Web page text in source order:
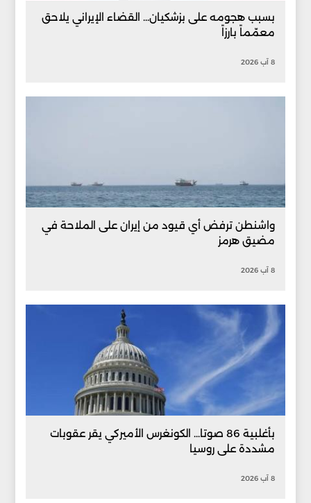
بسبب هجومه على بزشكيان... القضاء الإيراني يلاحق
معمّماً بارزاً
8 آب 2026
واشنطن ترفض أي قيود من إيران على الملاحة في
مضيق هرمز
8 آب 2026
بأغلبية 86 صوتا... الكونغرس الأميركي يقر عقوبات
مشددة على روسيا
8 آب 2026